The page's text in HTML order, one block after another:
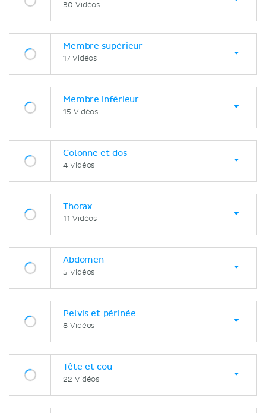
30 Vidéos
Membre supérieur
17 Vidéos
Membre inférieur
15 Vidéos
Colonne et dos
4 Vidéos
Thorax
11 Vidéos
Abdomen
5 Vidéos
Pelvis et périnée
8 Vidéos
Tête et cou
22 Vidéos